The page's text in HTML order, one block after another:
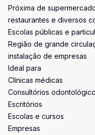
Próxima de
restaurantes e diversos
Escolas públicas e
Região de grande
instalação de empresas
Ideal para
Clínicas médicas
Consultórios
Escritórios
Escolas e cursos
Empresas